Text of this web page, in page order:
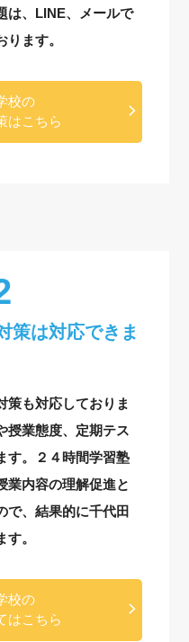
は、LINE、メールで
ます。
校の
はこちら
策は対応できま
策も対応しておりま
授業態度、定期テス
す。２４時間学習塾
業内容の理解促進と
で、結果的に千代田
。
校の
はこちら